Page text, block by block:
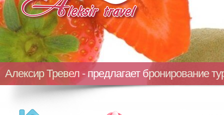
Алексир Тревел - предлагает бронирование